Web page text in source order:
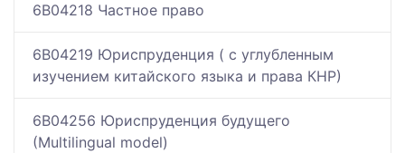
6B04218 Частное право
6B04219 Юриспруденция ( с углубленным
изучением китайского языка и права КНР)
6B04256 Юриспруденция будущего
(Мultilingual model)